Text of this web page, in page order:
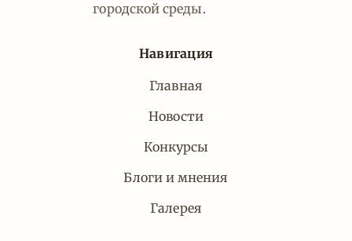
городской среды.
Навигация
Главная
Новости
Конкурсы
Блоги и мнения
Галерея